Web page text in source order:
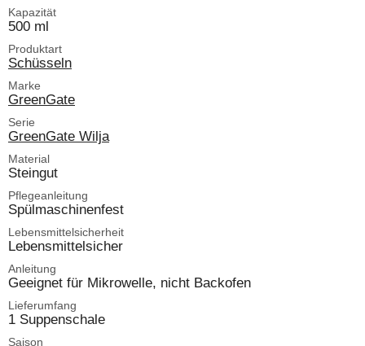
Kapazität
500 ml
Produktart
Schüsseln
Marke
GreenGate
Serie
GreenGate Wilja
Material
Steingut
Pflegeanleitung
Spülmaschinenfest
Lebensmittelsicherheit
Lebensmittelsicher
Anleitung
Geeignet für Mikrowelle, nicht Backofen
Lieferumfang
1 Suppenschale
Saison